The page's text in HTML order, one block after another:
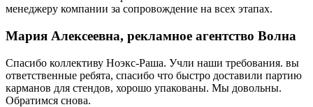
менеджеру компании за сопровождение на всех этапах.
Мария Алексеевна, рекламное агентство Волна
Спасибо коллективу Ноэкс-Раша. Учли наши требования. вы
ответственные ребята, спасибо что быстро доставили партию
карманов для стендов, хорошо упакованы. Мы довольны.
Обратимся снова.